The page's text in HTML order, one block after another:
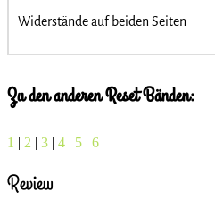
Widerstände auf beiden Seiten
Zu den anderen Reset Bänden:
1 | 2 | 3 | 4 | 5 | 6
Review